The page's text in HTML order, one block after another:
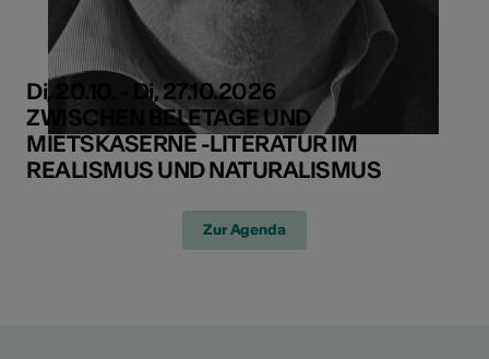
Di, 20.10. - Di, 27.10.2026
ZWISCHEN BELETAGE UND
MIETSKASERNE -LITERATUR IM
REALISMUS UND NATURALISMUS
Zur Agenda